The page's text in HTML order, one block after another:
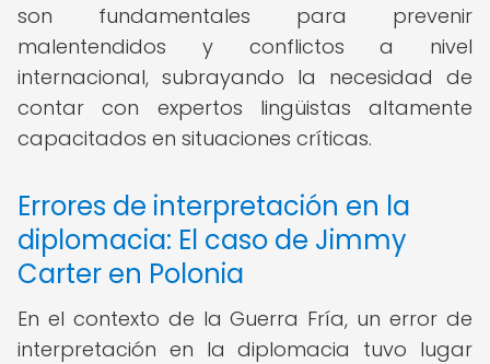
son fundamentales para prevenir
malentendidos y conflictos a nivel
internacional, subrayando la necesidad de
contar con expertos lingüistas altamente
capacitados en situaciones críticas.
Errores de interpretación en la
diplomacia: El caso de Jimmy
Carter en Polonia
En el contexto de la Guerra Fría, un error de
interpretación en la diplomacia tuvo lugar